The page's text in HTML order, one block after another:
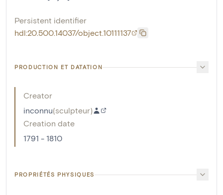
Persistent identifier
hdl:20.500.14037/object.10111137
PRODUCTION ET DATATION
Creator
inconnu(sculpteur)
Creation date
1791 - 1810
PROPRIÉTÉS PHYSIQUES